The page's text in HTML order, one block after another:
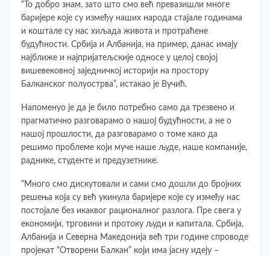
“То добро знам, зато што смо већ превазишли многе
баријере које су између наших народа стајале годинама
и коштале су нас хиљада живота и протраћене
будућности. Србија и Албанија, на пример, данас имају
најближе и најпријатељскије односе у целој својој
вишевековној заједничкој историји на простору
Балканског полуострва”, истакао је Вучић.
Напоменуо је да је било потребно само да трезвено и
прагматично разговарамо о нашој будућности, а не о
нашој прошлости, да разговарамо о томе како да
решимо проблеме који муче наше људе, наше компаније,
раднике, студенте и предузетнике.
“Много смо дискутовали и сами смо дошли до бројних
решења која су већ укинула баријере које су између нас
постојале без икаквог рационалног разлога. Пре свега у
економији, трговини и протоку људи и капитала. Србија,
Албанија и Северна Македонија већ три године спроводе
пројекат “Отворени Балкан” који има јасну идеју –